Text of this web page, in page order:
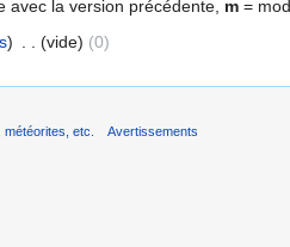
avec la version précédente, m =
) (vide) (0)
etc. Avertissements